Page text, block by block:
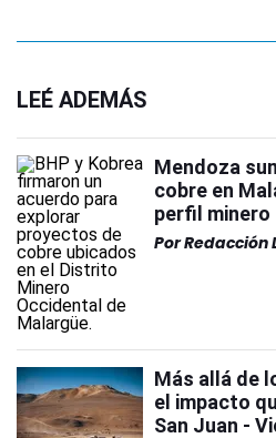
LEÉ ADEMÁS
Mendoza
cobre en
perfil minero
PorRedacción
Más allá de
el impacto
San Juan -